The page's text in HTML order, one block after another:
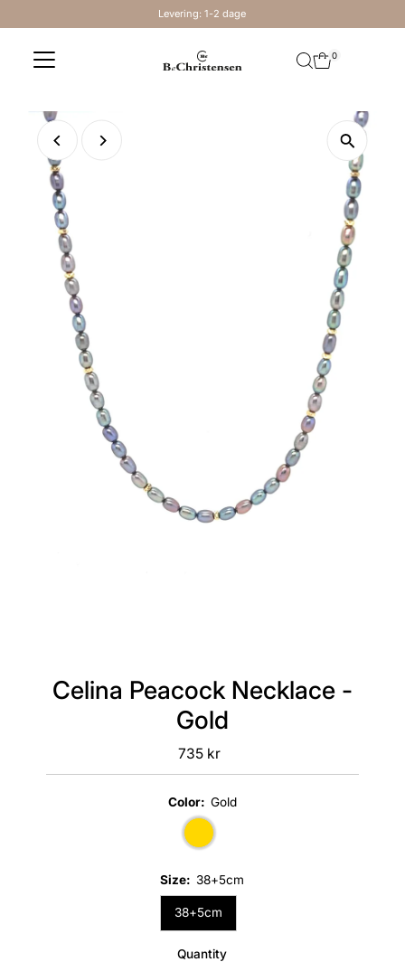
Levering: 1-2 dage
0
Celina Peacock Necklace -
Gold
Regular
Price
735 kr
Color: Gold
Size: 38+5cm
38+5cm
Quantity